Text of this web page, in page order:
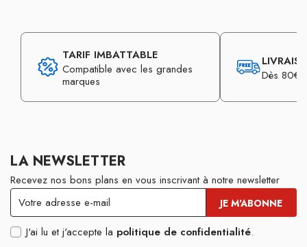
TARIF IMBATTABLE
Compatible avec les grandes
marques
Dès 80€
LA NEWSLETTER
Recevez nos bons plans en vous inscrivant à notre newsletter
J'ai lu et j'accepte la politique de confidentialité.